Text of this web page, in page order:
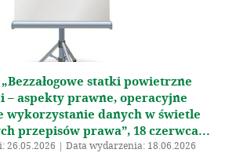
statki powietrzne
– aspekty prawne, operacyjne
wykorzystanie danych w świetle
przepisów prawa”, 18 czerwca...
26.05.2026 | Data wydarzenia: 18.06.2026